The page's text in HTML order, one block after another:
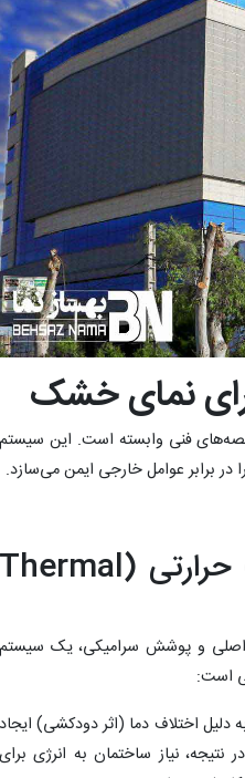
نمای خشک
فنی وابسته است. این سیستم
۱. سیستم تهویه شونده و مدیریت حرارتی (Thermal
اصلی و پوشش سرامیکی، یک سیستم
است:
دلیل اختلاف دما (اثر دودکشی) ایجاد
نیاز ساختمان به انرژی برای